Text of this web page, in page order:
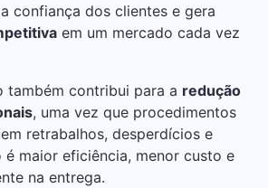
confiança dos clientes e gera
em um mercado cada vez
também contribui para a redução
, uma vez que procedimentos
retrabalhos, desperdícios e
é maior eficiência, menor custo e
na entrega.